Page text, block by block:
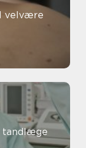
velvære
tandlæge